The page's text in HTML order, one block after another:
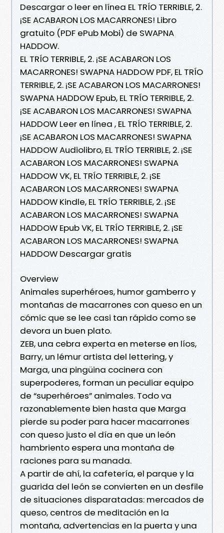
Descargar o leer en línea EL TRÍO TERRIBLE, 2.
¡SE ACABARON LOS MACARRONES! Libro
gratuito (PDF ePub Mobi) de SWAPNA
HADDOW.
EL TRÍO TERRIBLE, 2. ¡SE ACABARON LOS
MACARRONES! SWAPNA HADDOW PDF, EL TRÍO
TERRIBLE, 2. ¡SE ACABARON LOS MACARRONES!
SWAPNA HADDOW Epub, EL TRÍO TERRIBLE, 2.
¡SE ACABARON LOS MACARRONES! SWAPNA
HADDOW Leer en línea , EL TRÍO TERRIBLE, 2.
¡SE ACABARON LOS MACARRONES! SWAPNA
HADDOW Audiolibro, EL TRÍO TERRIBLE, 2. ¡SE
ACABARON LOS MACARRONES! SWAPNA
HADDOW VK, EL TRÍO TERRIBLE, 2. ¡SE
ACABARON LOS MACARRONES! SWAPNA
HADDOW Kindle, EL TRÍO TERRIBLE, 2. ¡SE
ACABARON LOS MACARRONES! SWAPNA
HADDOW Epub VK, EL TRÍO TERRIBLE, 2. ¡SE
ACABARON LOS MACARRONES! SWAPNA
HADDOW Descargar gratis
Overview
Animales superhéroes, humor gamberro y
montañas de macarrones con queso en un
cómic que se lee casi tan rápido como se
devora un buen plato.
ZEB, una cebra experta en meterse en líos,
Barry, un lémur artista del lettering, y
Marga, una pingüina cocinera con
superpoderes, forman un peculiar equipo
de “superhéroes” animales. Todo va
razonablemente bien hasta que Marga
pierde su poder para hacer macarrones
con queso justo el día en que un león
hambriento espera una montaña de
raciones para su manada.
A partir de ahí, la cafetería, el parque y la
guarida del león se convierten en un desfile
de situaciones disparatadas: mercados de
queso, centros de meditación en la
montaña, advertencias en la puerta y una